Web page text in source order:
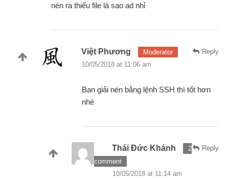
nén ra thiếu file là sao ad nhỉ
Reply
Việt Phương
Moderator
10/05/2018 at 11:06 am
Bạn giải nén bằng lệnh SSH thì tốt hơn
nhé
Reply
Thái Đức Khánh
2
comment
10/05/2018 at 11:14 am